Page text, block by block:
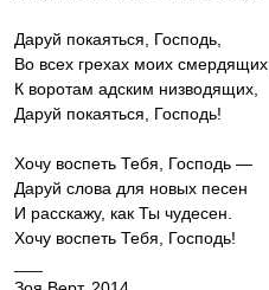
Даруй покаяться, Господь,
Во всех грехах моих смердящих,
К воротам адским низводящих,
Даруй покаяться, Господь!
Хочу воспеть Тебя, Господь —
Даруй слова для новых песен
И расскажу, как Ты чудесен.
Хочу воспеть Тебя, Господь!